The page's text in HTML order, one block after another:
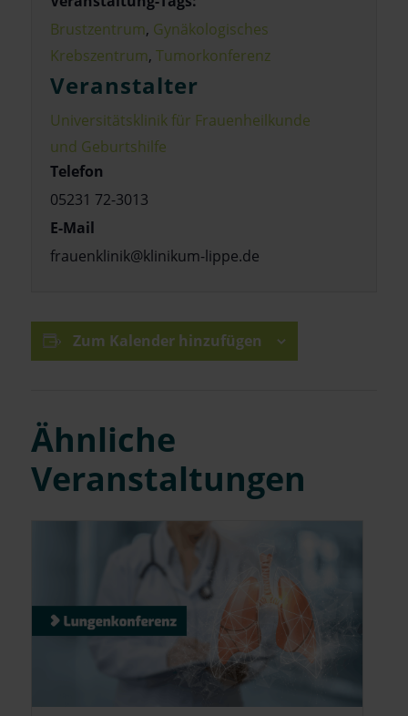
Brustzentrum, Gynäkologisches
Krebszentrum, Tumorkonferenz
Veranstalter
Universitätsklinik für Frauenheilkunde
und Geburtshilfe
Telefon
05231 72-3013
E-Mail
frauenklinik@klinikum-lippe.de
Zum Kalender hinzufügen
Ähnliche
Veranstaltungen